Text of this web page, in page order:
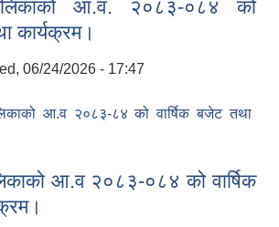
विकास कार्यक्रम।आ.व. २०८३-०८४ को
कार्यक्रम।
06/24/2026 - 17:47
आ.व २०८३-८४ को वार्षिक बजेट तथा
कार्यक्रम।आ.व २०८३-०८४ को वार्षिक